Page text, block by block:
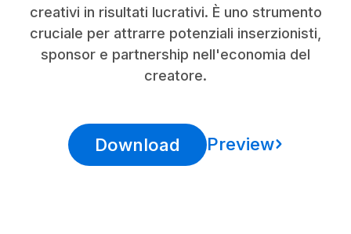
creativi in risultati lucrativi. È uno strumento
cruciale per attrarre potenziali inserzionisti,
sponsor e partnership nell'economia del
creatore.
Download Preview